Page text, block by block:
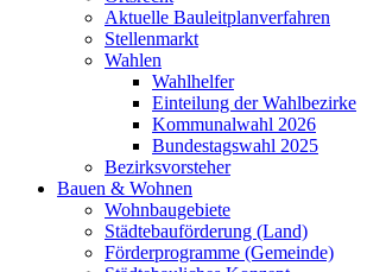
Aktuelle Bauleitplanverfahren
Stellenmarkt
Wahlen
Wahlhelfer
Einteilung der Wahlbezirke
Kommunalwahl 2026
Bundestagswahl 2025
Bezirksvorsteher
Bauen & Wohnen
Wohnbaugebiete
Städtebauförderung (Land)
Förderprogramme (Gemeinde)